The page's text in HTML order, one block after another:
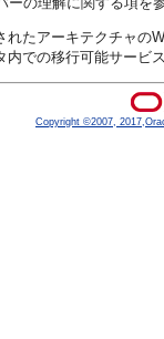
たアーキテクチャ
内での移行可能サービ
Copyright ©2007,